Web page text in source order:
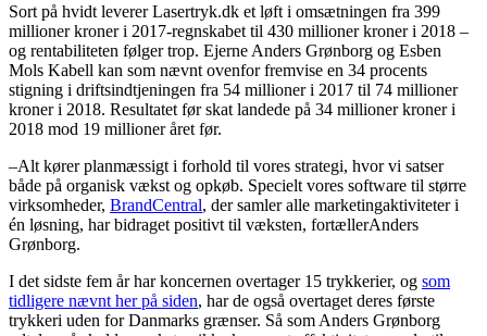
Sort på hvidt leverer Lasertryk.dk et løft i omsætningen fra 399
millioner kroner i 2017-regnskabet til 430 millioner kroner i 2018 –
og rentabiliteten følger trop. Ejerne Anders Grønborg og Esben
Mols Kabell kan som nævnt ovenfor fremvise en 34 procents
stigning i driftsindtjeningen fra 54 millioner i 2017 til 74 millioner
kroner i 2018. Resultatet før skat landede på 34 millioner kroner i
2018 mod 19 millioner året før.
–Alt kører planmæssigt i forhold til vores strategi, hvor vi satser
både på organisk vækst og opkøb. Specielt vores software til større
virksomheder, BrandCentral, der samler alle marketingaktiviteter i
én løsning, har bidraget positivt til væksten, fortællerAnders
Grønborg.
I det sidste fem år har koncernen overtager 15 trykkerier, og som
tidligere nævnt her på siden, har de også overtaget deres første
trykkeri uden for Danmarks grænser. Så som Anders Grønborg